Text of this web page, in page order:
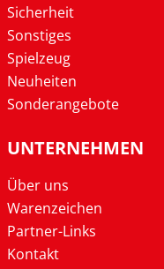
Sicherheit
Sonstiges
Spielzeug
Neuheiten
Sonderangebote
UNTERNEHMEN
Über uns
Warenzeichen
Partner-Links
Kontakt